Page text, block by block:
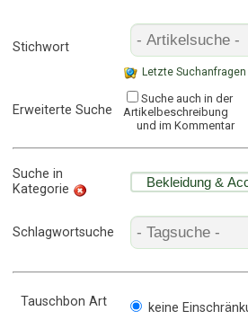
Stichwort
Letzte Suchanfragen
Erweiterte Suche
Suche auch in der
Artikelbeschreibung
und im Kommentar
Suche in
Kategorie
Schlagwortsuche
Tauschbon Art keine